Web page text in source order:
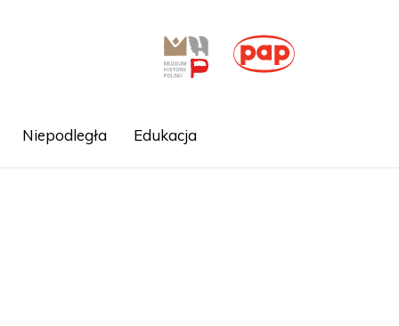
Niepodległa Edukacja